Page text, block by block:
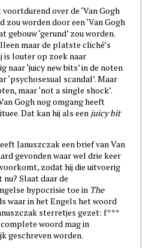
over de ‘Van Gogh
zou worden door een ‘Van Gogh
gebouw ‘gerund’ zou worden.
maar de platste cliché’s
is louter op zoek naar
naar ‘juicy new bits’ in de noten
‘psychosexual scandal’. Maar
maar ‘not a single shock’.
Gogh nog omgang heeft
Dat kan hij als een juicy bit
Januszczak een brief van Van
gevonden waar wel drie keer
zodat hij die uitvoerig
Slaat daar de
hypocrisie toe in The
waar in het Engels het woord
sterretjes gezet: f***
woord mag in
geschreven worden.